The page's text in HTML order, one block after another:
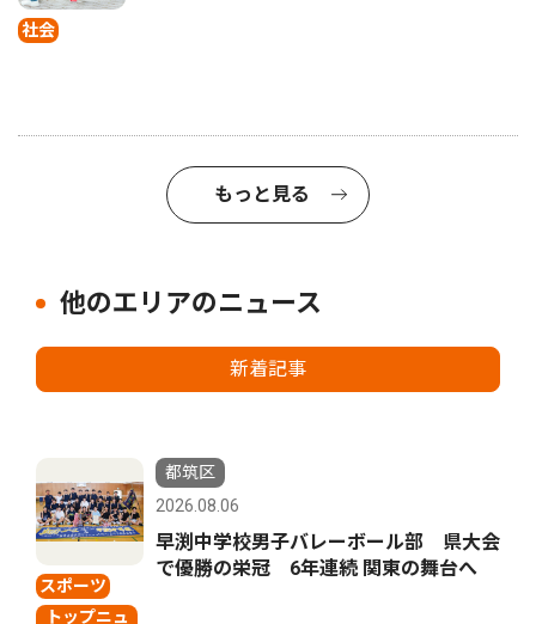
社会
もっと見る
他のエリアのニュース
新着記事
スポーツ
トップニュ
都筑区
2026.08.06
早渕中学校男子バレーボール部 県大会
で優勝の栄冠 6年連続 関東の舞台へ